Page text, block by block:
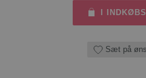
I
Sæt på